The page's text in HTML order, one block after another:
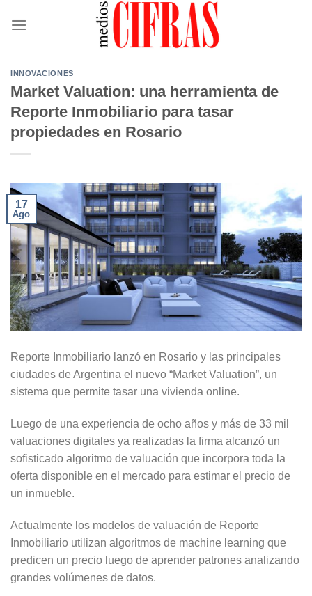
INNOVACIONES
Market Valuation: una herramienta de
Reporte Inmobiliario para tasar
propiedades en Rosario
17
Ago
Reporte Inmobiliario lanzó en Rosario y las principales
ciudades de Argentina el nuevo “Market Valuation”, un
sistema que permite tasar una vivienda online.
Luego de una experiencia de ocho años y más de 33 mil
valuaciones digitales ya realizadas la firma alcanzó un
sofisticado algoritmo de valuación que incorpora toda la
oferta disponible en el mercado para estimar el precio de
un inmueble.
Actualmente los modelos de valuación de Reporte
Inmobiliario utilizan algoritmos de machine learning que
predicen un precio luego de aprender patrones analizando
grandes volúmenes de datos.